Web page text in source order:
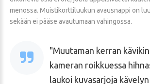
menossa. Muistikorttiluukun avausnappi on
sekään ei pääse avautumaan vahingossa.
Muutaman kerran
kameran roikkuessa
laukoi kuvasarjoja